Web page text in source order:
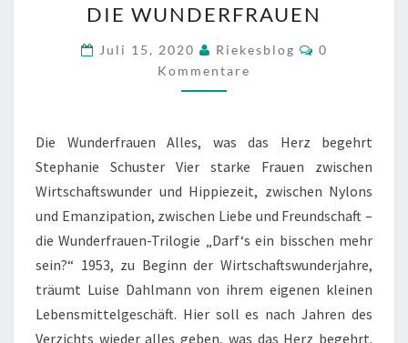
WUNDERFRAUEN
DIE WUNDERFRAUEN
Juli 15, 2020 Riekesblog Kommentare
0
Kommentare
Die Wunderfrauen Alles, was das Herz begehrt
Stephanie Schuster Vier starke Frauen zwischen
Wirtschaftswunder und Hippiezeit, zwischen Nylons
und Emanzipation, zwischen Liebe und Freundschaft –
die Wunderfrauen-Trilogie „Darf‘s ein bisschen mehr
sein?“ 1953, zu Beginn der Wirtschaftswunderjahre,
träumt Luise Dahlmann von ihrem eigenen kleinen
Lebensmittelgeschäft. Hier soll es nach Jahren des
Verzichts wieder alles geben, was das Herz begehrt.